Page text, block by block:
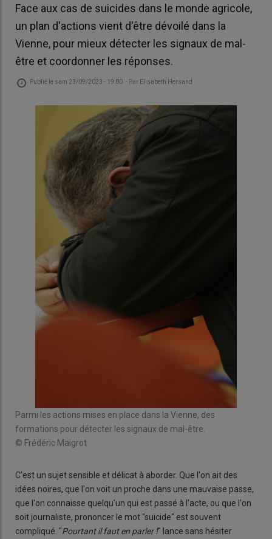
Face aux cas de suicides dans le monde agricole,
un plan d'actions vient d'être dévoilé dans la
Vienne, pour mieux détecter les signaux de mal-
être et coordonner les réponses.
Publié le sam 23/09/2023 - 19:00 - Par Elisabeth Hersand
Parmi les actions mises en place dans la Vienne, des
formations pour détecter les signaux de mal-être.
© Frédéric Maigrot
C'est un sujet sensible et délicat à aborder. Que l'on ait des
idées noires, que l'on voit un proche dans une mauvaise passe,
que l'on connaisse quelqu'un qui est passé à l'acte, ou que l'on
soit journaliste, prononcer le mot "suicide" est souvent
compliqué. "Pourtant il faut en parler !" lance sans hésiter